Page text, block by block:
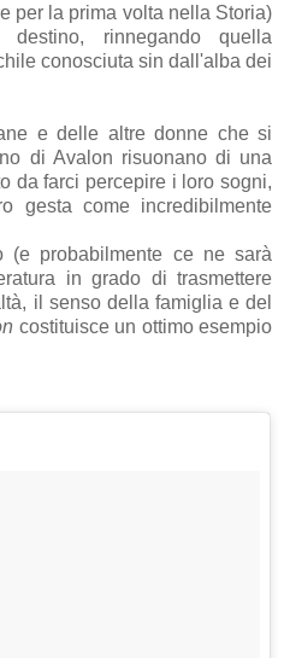
per la prima volta nella Storia)
rinnegando quella
conosciuta sin dall'alba dei
e delle altre donne che si
di Avalon risuonano di una
da farci percepire i loro sogni,
gesta come incredibilmente
(e probabilmente ce ne sarà
in grado di trasmettere
il senso della famiglia e del
costituisce un ottimo esempio